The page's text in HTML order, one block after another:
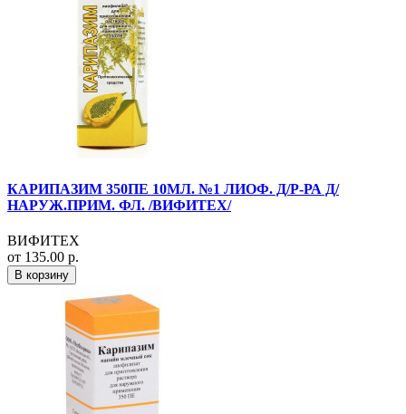
КАРИПАЗИМ 350ПЕ 10МЛ. №1 ЛИОФ. Д/Р-РА Д/
НАРУЖ.ПРИМ. ФЛ. /ВИФИТЕХ/
ВИФИТЕХ
от 135.00 р.
В корзину